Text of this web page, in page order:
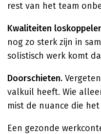
rest van het team
Kwaliteiten
nog zo sterk zijn in
solistisch werk komt
Doorschieten.
valkuil heeft. Wie
mist de nuance die
Een gezonde